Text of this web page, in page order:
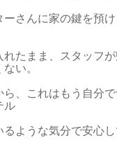
ーさんに家の鍵を預
れたまま、スタッフ
い。
ら、これはもう自分
ル
るような気分で安心